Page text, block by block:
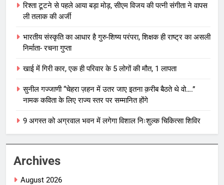
रिश्ता टूटने से पहले आया बड़ा मोड़, सीएम विजय की पत्नी संगीता ने वापस
ली तलाक की अर्जी
भारतीय संस्कृति का आधार है गुरु-शिष्य परंपरा, शिक्षक ही राष्ट्र का असली
निर्माता- रचना गुप्ता
खाई में गिरी कार, एक ही परिवार के 5 लोगों की मौत, 1 लापता
सुनील गज्जाणी “चेहरा ज़हन में उतर जाए इतना क़रीब बैठते थे वो….”
नामक कविता के लिए राज्य स्तर पर सम्मानित होंगे
9 अगस्त को अग्रवाल भवन में लगेगा विशाल निःशुल्क चिकित्सा शिविर
Archives
August 2026